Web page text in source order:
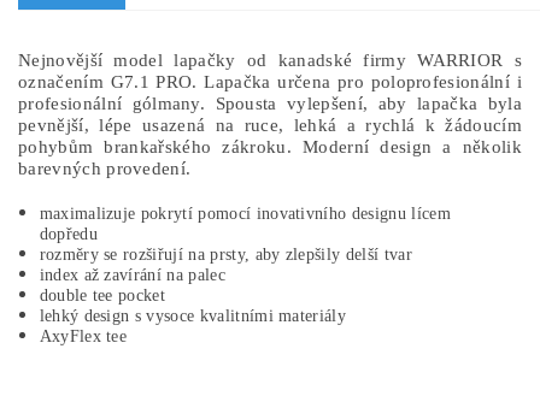
Nejnovější model lapačky od kanadské firmy WARRIOR s
označením G7.1 PRO. Lapačka určena pro poloprofesionální i
profesionální gólmany. Spousta vylepšení, aby lapačka byla
pevnější, lépe usazená na ruce, lehká a rychlá k žádoucím
pohybům brankařského zákroku. Moderní design a několik
barevných provedení.
maximalizuje pokrytí pomocí inovativního designu lícem
dopředu
rozměry se rozšiřují na prsty, aby zlepšily delší tvar
index až zavírání na palec
double tee pocket
lehký design s vysoce kvalitními materiály
AxyFlex tee